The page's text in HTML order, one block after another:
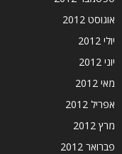
אוגוסט 2012
יולי 2012
יוני 2012
מאי 2012
אפריל 2012
מרץ 2012
פברואר 2012